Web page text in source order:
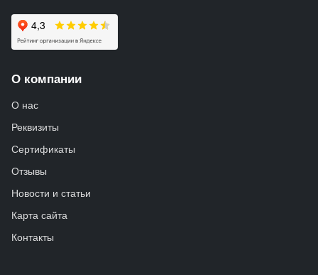
О компании
О нас
Реквизиты
Сертификаты
Отзывы
Новости и статьи
Карта сайта
Контакты